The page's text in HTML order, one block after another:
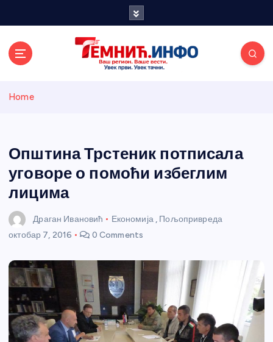
и портал
Home
Општина Трстеник потписала
уговоре о помоћи избеглим
лицима
Драган Ивановић Економија, Пољопривреда
октобар 7, 2016
0 Comments